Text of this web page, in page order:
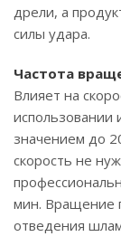
дрели, а
силы удара.
Частота
Влияет на
использовании
значением до
скорость не
мин. Вращение
отведения